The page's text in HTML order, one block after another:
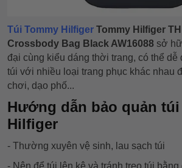
Túi Tommy Hilfiger Tommy Hilfiger
Crossbody Bag Black AW16088 sở
đại cùng kiểu dáng thời trang, có thể dễ
túi với nhiều loại trang phục khác nhau
chơi, dạo phố...
Hướng dẫn bảo quản túi
Hilfiger
- Thường xuyên vệ sinh, lau sạch túi
- Nên để túi lên kệ và tránh treo túi